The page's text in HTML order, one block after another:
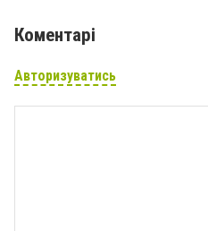
Коментарі
Авторизуватись